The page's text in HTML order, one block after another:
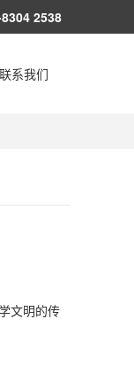
2538
联系我们
文明的传